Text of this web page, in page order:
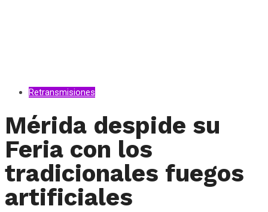
Retransmisiones
Mérida despide su
Feria con los
tradicionales fuegos
artificiales